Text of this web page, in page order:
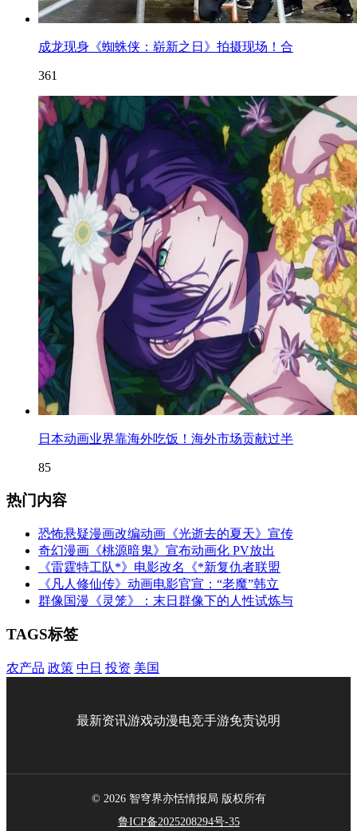
成龙现身《蜘蛛侠：崭新之日》拍摄现场！合
361
日本动画业界靠海外吃饭！海外市场贡献过半
85
热门内容
恐怖悬疑漫画改编动画《光逝去的夏天》宣传
奇幻漫画《桃源暗鬼》宣布动画化 PV放出
《雷霆特工队*》电影改名《*新复仇者联盟
《凡人修仙传》动画电影官宣：“老魔”韩立
群像国漫《灵笼》：末日群像下的人性试炼与
TAGS标签
农产品 政策 中日 投资 美国
最新资讯游戏动漫电竞手游免责说明
© 2026 智穹界亦恬情报局 版权所有
鲁ICP备2025208294号-35